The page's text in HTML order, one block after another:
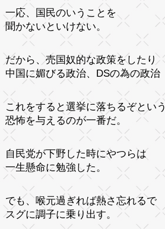
一応、国民のいうことを
聞かないといけない。
だから、売国奴的な政策をしたり
中国に媚びる政治、DSの為の政治
これをすると選挙に落ちるぞという
恐怖を与えるのが一番だ。
自民党が下野した時にやつらは
一生懸命に勉強した。
でも、喉元過ぎれば熱さ忘れるで
スグに調子に乗り出す。